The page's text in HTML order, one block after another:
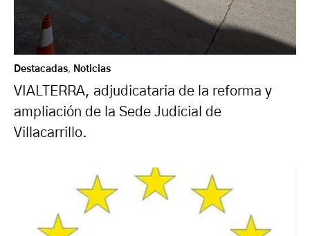
Destacadas, Noticias
VIALTERRA, adjudicataria de la reforma y
ampliación de la Sede Judicial de
Villacarrillo.